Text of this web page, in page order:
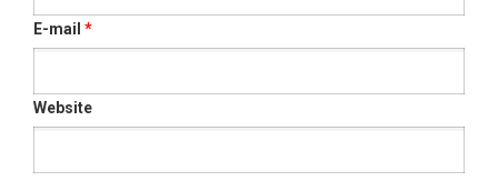
E-mail *
Website